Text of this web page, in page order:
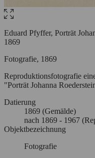
Eduard Pfyffer, Porträt
1869
Fotografie, 1869
Reproduktionsfotografie
"Porträt Johanna
Datierung
1869 (Gemälde)
nach 1869 - 1967
Objektbezeichnung
Fotografie